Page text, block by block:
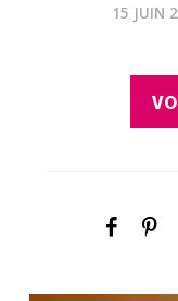
15 JUIN